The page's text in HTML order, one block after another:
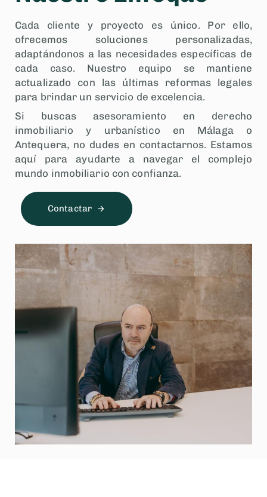
Cada cliente y proyecto es único. Por ello,
ofrecemos soluciones personalizadas,
adaptándonos a las necesidades específicas de
cada caso. Nuestro equipo se mantiene
actualizado con las últimas reformas legales
para brindar un servicio de excelencia.
Si buscas asesoramiento en derecho
inmobiliario y urbanístico en Málaga o
Antequera, no dudes en contactarnos. Estamos
aquí para ayudarte a navegar el complejo
mundo inmobiliario con confianza.
Contactar